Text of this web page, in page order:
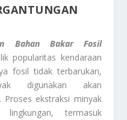
Bahan Bakar Fosil
popularitas kendaraan
fosil tidak terbarukan,
digunakan akan
Proses ekstraksi minyak
termasuk